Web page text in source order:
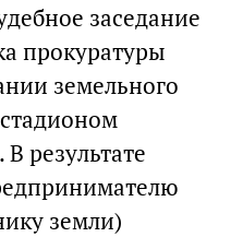
заседание
прокуратуры
земельного
результате
земли)